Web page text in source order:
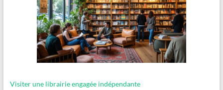
Visiter une librairie engagée indépendante